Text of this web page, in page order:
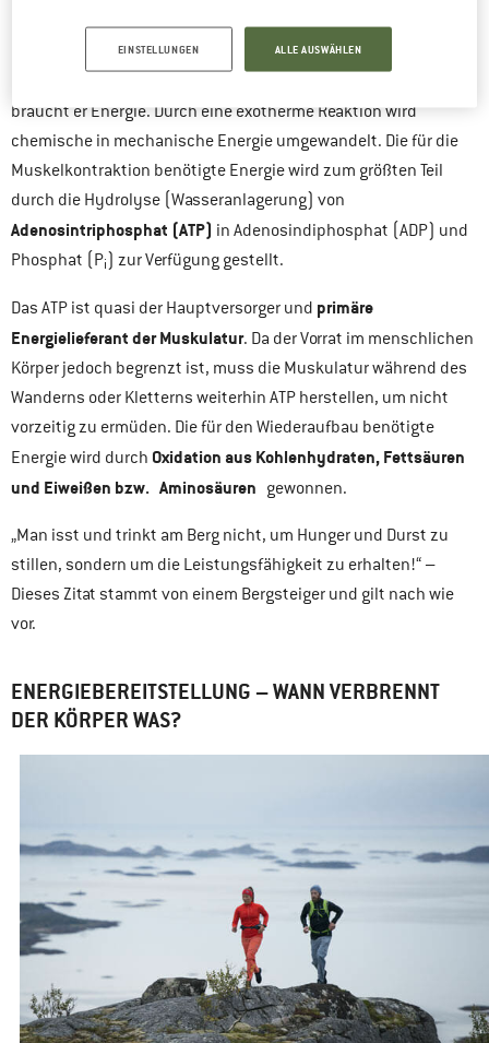
DIE MUSKELN BRAUCHEN TREIBSTOFF
braucht er Energie. Durch eine exotherme Reaktion wird
chemische in mechanische Energie umgewandelt. Die für die
Muskelkontraktion benötigte Energie wird zum größten Teil
durch die Hydrolyse (Wasseranlagerung) von
Adenosintriphosphat (ATP) in Adenosindiphosphat (ADP) und
Phosphat (Pi) zur Verfügung gestellt.
Das ATP ist quasi der Hauptversorger und primäre
Energielieferant der Muskulatur. Da der Vorrat im menschlichen
Körper jedoch begrenzt ist, muss die Muskulatur während des
Wanderns oder Kletterns weiterhin ATP herstellen, um nicht
vorzeitig zu ermüden. Die für den Wiederaufbau benötigte
Energie wird durch Oxidation aus Kohlenhydraten, Fettsäuren
und Eiweißen bzw. Aminosäuren gewonnen.
„Man isst und trinkt am Berg nicht, um Hunger und Durst zu
stillen, sondern um die Leistungsfähigkeit zu erhalten!“ –
Dieses Zitat stammt von einem Bergsteiger und gilt nach wie
vor.
ENERGIEBEREITSTELLUNG – WANN VERBRENNT
DER KÖRPER WAS?
EINSTELLUNGEN ALLE AUSWÄHLEN